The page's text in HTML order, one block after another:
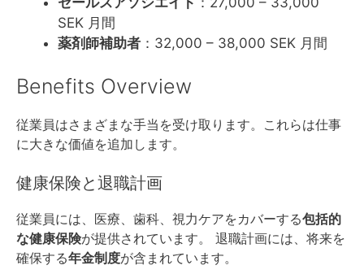
SEK 月間
薬剤師補助者 ：32,000 – 38,000 SEK 月間
Benefits Overview
従業員はさまざまな手当を受け取ります。これらは仕事
に大きな価値を追加します。
健康保険と退職計画
従業員には、医療、歯科、視力ケアをカバーする包括的
な健康保険が提供されています。 退職計画には、将来を
確保する年金制度が含まれています。